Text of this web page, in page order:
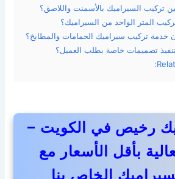
تركيب السيراميك بالأسمنت واللاصق؟
المتر الواحد من السيراميك؟
خدمة تركيب سيراميك الحمامات والمطابخ؟
تصميمات خاصة بطلب العميل؟
رخيص في الكويت –
بأقل الأسعار مع